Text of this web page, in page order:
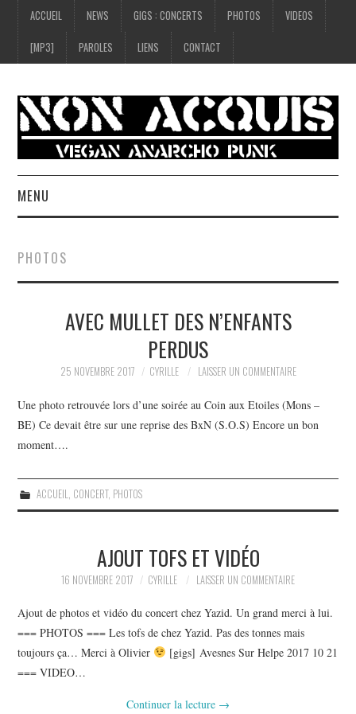
ACCUEIL NEWS GIGS : CONCERTS PHOTOS VIDEOS
[MP3] PAROLES LIENS CONTACT
MENU
NEWS
GIGS : CONCERTS
VIDEOS
[MP3]
PAROLES
PHOTOS
AVEC MULLET DES N’ENFANTS
PERDUS
25 NOVEMBRE 2017 CYRILLE LAISSER UN COMMENTAIRE
Une photo retrouvée lors d’une soirée au Coin aux Etoiles (Mons –
BE) Ce devait être sur une reprise des BxN (S.O.S) Encore un bon
moment….
ACCUEIL CONCERT, PHOTOS
AJOUT TOFS ET VIDÉO
16 NOVEMBRE 2017 CYRILLE LAISSER UN COMMENTAIRE
Ajout de photos et vidéo du concert chez Yazid. Un grand merci à lui.
=== PHOTOS === Les tofs de chez Yazid. Pas des tonnes mais
toujours ça… Merci à Olivier
[gigs] Avesnes Sur Helpe 2017 10 21
=== VIDEO…
Continuer la lecture →